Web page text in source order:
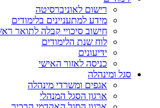
רישום לאוניברסיטה
מידע למתעניינים בלימודים
חישוב סיכויי קבלה לתואר
לוח שנת הלימודים
ידיעונים
כניסה לאזור האישי
סגל ומינהלה
אגפים ומשרדי מינהלה
ארגון הסגל המנהלי